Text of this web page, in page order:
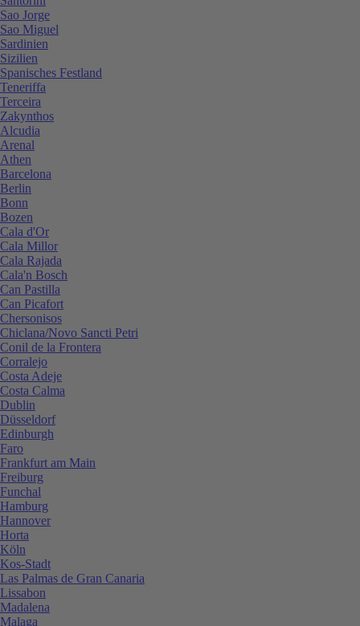
Sao Jorge
Sao Miguel
Sardinien
Sizilien
Spanisches Festland
Teneriffa
Terceira
Zakynthos
Alcudia
Arenal
Athen
Barcelona
Berlin
Bonn
Bozen
Cala d'Or
Cala Millor
Cala Rajada
Cala'n Bosch
Can Pastilla
Can Picafort
Chersonisos
Chiclana/Novo Sancti Petri
Conil de la Frontera
Corralejo
Costa Adeje
Costa Calma
Dublin
Düsseldorf
Edinburgh
Faro
Frankfurt am Main
Freiburg
Funchal
Hamburg
Hannover
Horta
Köln
Kos-Stadt
Las Palmas de Gran Canaria
Lissabon
Madalena
Malaga